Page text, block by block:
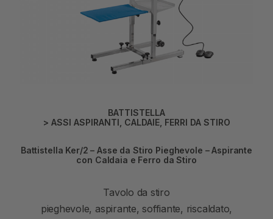
BATTISTELLA
> ASSI ASPIRANTI CALDAIE, FERRI DA STIRO
Battistella Ker/2 – Asse da Stiro Pieghevole – Aspirante
con Caldaia e Ferro da Stiro
Tavolo da stiro
pieghevole, aspirante, soffiante, riscaldato,